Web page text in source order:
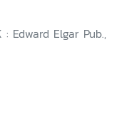
Edward Elgar Pub.,